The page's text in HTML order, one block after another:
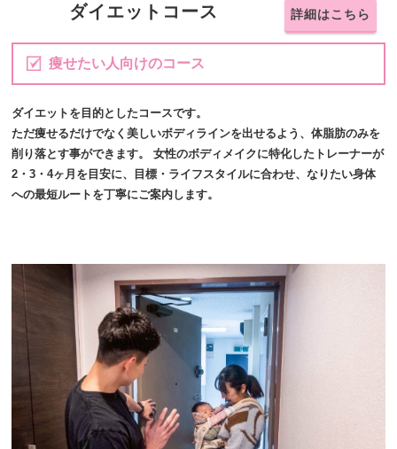
ダイエットコース 詳細はこちら
痩せたい人向けのコース
ダイエットを目的としたコースです。
ただ痩せるだけでなく美しいボディラインを出せるよう、体脂肪のみを
削り落とす事ができます。 女性のボディメイクに特化したトレーナーが
2・3・4ヶ月を目安に、目標・ライフスタイルに合わせ、なりたい身体
への最短ルートを丁寧にご案内します。